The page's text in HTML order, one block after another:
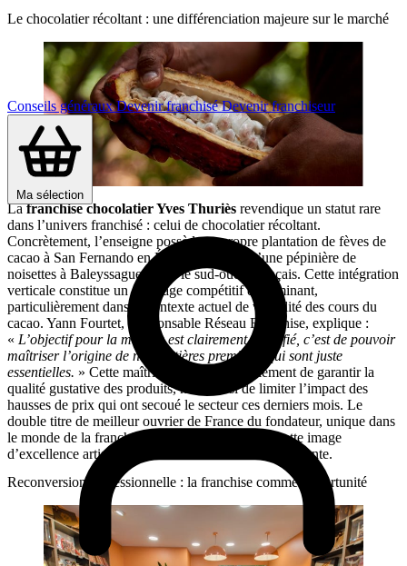
Conseils générauxDevenir franchiséDevenir franchiseur
Ma sélection
Le chocolatier récoltant : une différenciation majeure sur le marché
Lafranchise chocolatier Yves Thuriès revendique un statut rare
dans l’univers franchisé : celui de chocolatier récoltant.
Concrètement, l’enseigne possède sa propre plantation de fèves de
cacao à San Fernando en Équateur, ainsi qu’une pépinière de
noisettes à Baleyssagues dans le sud-ouest français. Cette intégration
verticale constitue un avantage compétitif déterminant,
particulièrement dans le contexte actuel de volatilité des cours du
cacao. Yann Fourtet, Responsable Réseau Franchise, explique :
« L’objectif pour la marque est clairement identifié, c’est de pouvoir
maîtriser l’origine de nos matières premières qui sont juste
essentielles. » Cette maîtrise permet non seulement de garantir la
qualité gustative des produits, mais aussi de limiter l’impact des
hausses de prix qui ont secoué le secteur ces derniers mois. Le
double titre de meilleur ouvrier de France du fondateur, unique dans
le monde de la franchise chocolatière, renforce cette image
d’excellence artisanale qui séduit une clientèle exigeante.
Reconversion professionnelle : la franchise comme opportunité